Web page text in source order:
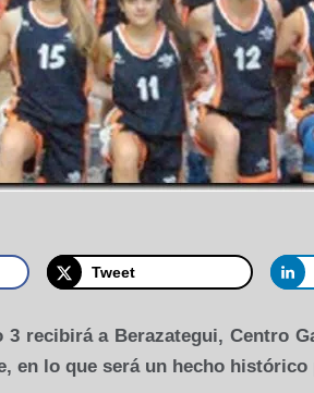
Tweet
recibirá a Berazategui, Centro
en lo que será un hecho